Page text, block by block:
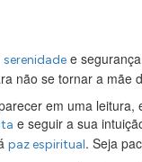
serenidade e
não se tornar a mãe
em uma
e seguir a sua
paz espiritual. Seja